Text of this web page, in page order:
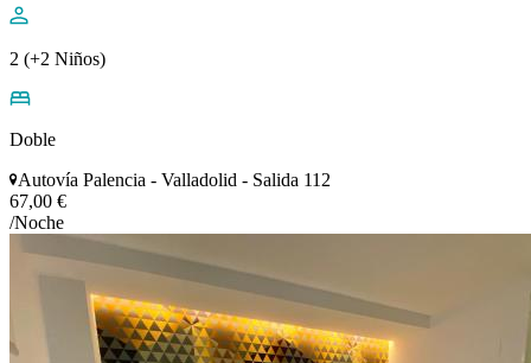
2 (+2 Niños)
Doble
Autovía Palencia - Valladolid - Salida 112
67,00 €
/Noche